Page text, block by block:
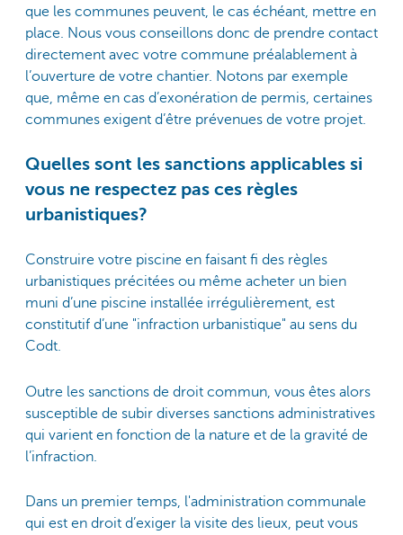
que les communes peuvent, le cas échéant, mettre en
place. Nous vous conseillons donc de prendre contact
directement avec votre commune préalablement à
l’ouverture de votre chantier. Notons par exemple
que, même en cas d’exonération de permis, certaines
communes exigent d’être prévenues de votre projet.
Quelles sont les sanctions applicables si
vous ne respectez pas ces règles
urbanistiques?
Construire votre piscine en faisant fi des règles
urbanistiques précitées ou même acheter un bien
muni d’une piscine installée irrégulièrement, est
constitutif d’une "infraction urbanistique" au sens du
Codt.
Outre les sanctions de droit commun, vous êtes alors
susceptible de subir diverses sanctions administratives
qui varient en fonction de la nature et de la gravité de
l’infraction.
Dans un premier temps, l'administration communale
qui est en droit d’exiger la visite des lieux, peut vous